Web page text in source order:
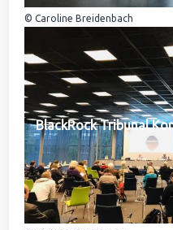
© Caroline Breidenbach
BlackRock Tribunal